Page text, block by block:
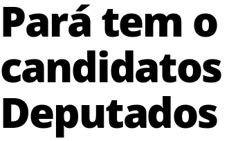
Pará tem